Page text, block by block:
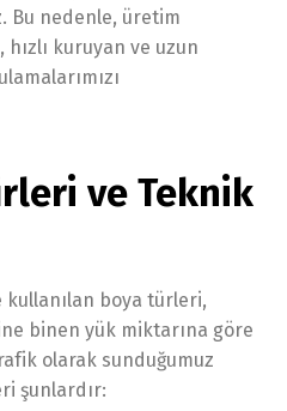
Bu nedenle, üretim
kuruyan ve uzun
ve Teknik
boya türleri,
binen yük miktarına göre
olarak sunduğumuz
şunlardır: